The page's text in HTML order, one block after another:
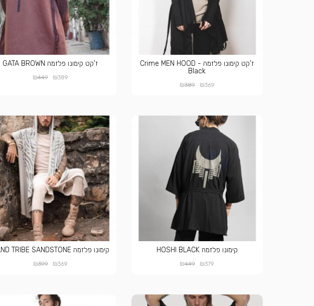
ז'קט קימונו פלזמה - Crime MEN HOOD
Black
₪369
₪389
ז'קט קימונו פלזמה GATA BROWN
₪389
₪449
קימונו פלזמה HOSHI BLACK
₪379
₪449
קימונו פלזמה SAND TRIBE SANDSTONE
₪369
₪399